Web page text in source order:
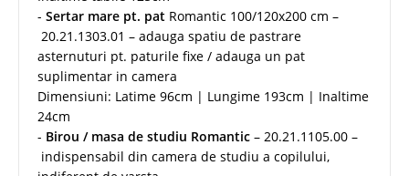
- Sertar mare pt. pat Romantic 100/120x200 cm –
20.21.1303.01 – adauga spatiu de pastrare
asternuturi pt. paturile fixe / adauga un pat
suplimentar in camera
Dimensiuni: Latime 96cm | Lungime 193cm | Inaltime
24cm
- Birou / masa de studiu Romantic – 20.21.1105.00 –
indispensabil din camera de studiu a copilului,